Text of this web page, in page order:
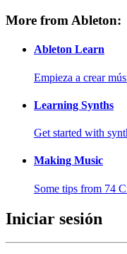
More from Ableton:
Ableton Learn
Empieza a crear
Learning Synths
Get started with
Making Music
Some tips from 74
Iniciar sesión